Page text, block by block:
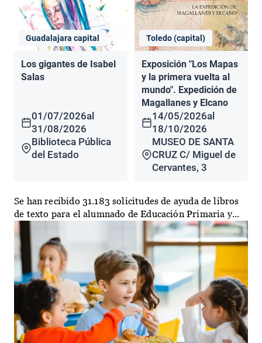
Guadalajara capital
Los gigantes de Isabel
Salas
01/07/2026al
31/08/2026
Biblioteca Pública
del Estado
Toledo (capital)
Exposición "Los Mapas
y la primera vuelta al
mundo". Expedición de
Magallanes y Elcano
14/05/2026al
18/10/2026
MUSEO DE SANTA
CRUZ C/ Miguel de
Cervantes, 3
Se han recibido 31.183 solicitudes de ayuda de libros
de texto para el alumnado de Educación Primaria y...